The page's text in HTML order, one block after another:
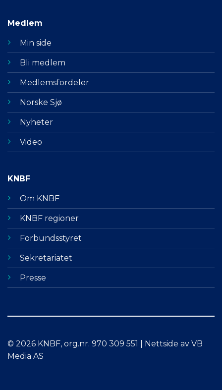
Medlem
Min side
Bli medlem
Medlemsfordeler
Norske Sjø
Nyheter
Video
KNBF
Om KNBF
KNBF regioner
Forbundsstyret
Sekretariatet
Presse
© 2026 KNBF, org.nr. 970 309 551 | Nettside av VB
Media AS